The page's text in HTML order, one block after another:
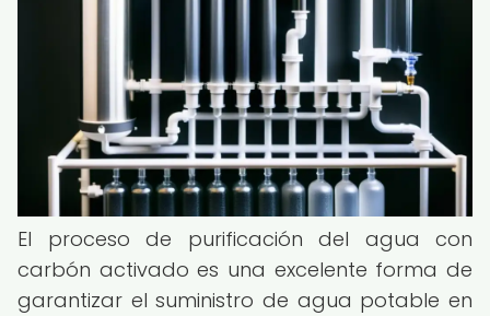
El proceso de purificación del agua con
carbón activado es una excelente forma de
garantizar el suministro de agua potable en